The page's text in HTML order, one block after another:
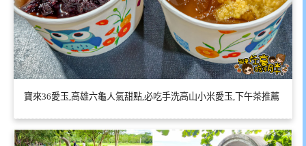
寶來36愛玉,高雄六龜人氣甜點,必吃手洗高山小米愛玉,下午茶推薦